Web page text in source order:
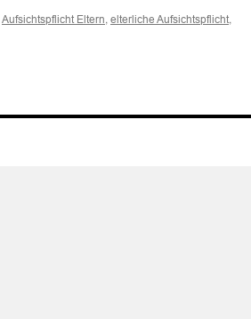
Aufsichtspflicht Eltern, elterliche Aufsichtspflicht,